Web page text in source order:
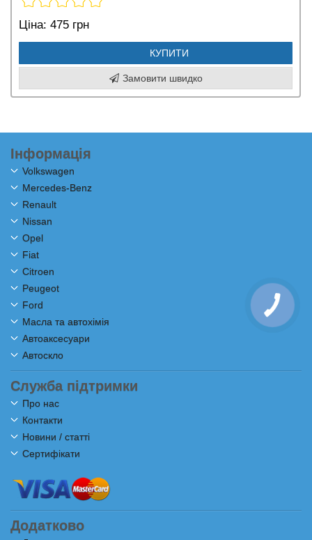
Ціна: 475 грн
КУПИТИ
Замовити швидко
Інформація
Volkswagen
Mercedes-Benz
Renault
Nissan
Opel
Fiat
Citroen
Peugeot
Ford
Масла та автохімія
Автоаксесуари
Автоскло
Служба підтримки
Про нас
Контакти
Новини / статті
Сертифікати
Додатково